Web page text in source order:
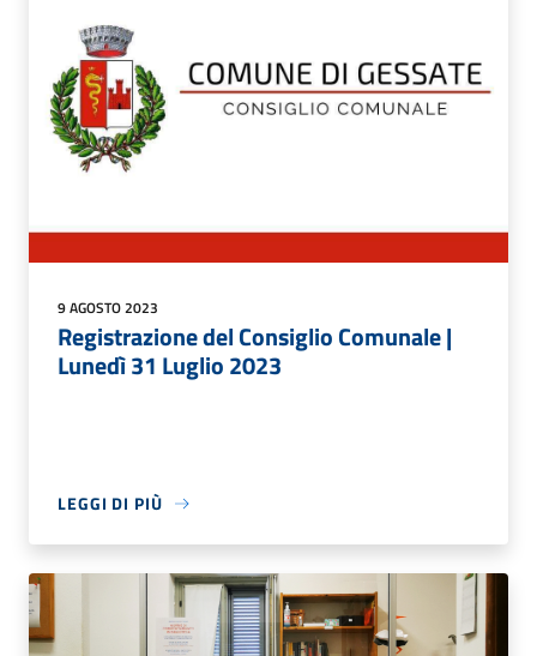
9 AGOSTO 2023
Registrazione del Consiglio Comunale |
Lunedì 31 Luglio 2023
LEGGI DI PIÙ